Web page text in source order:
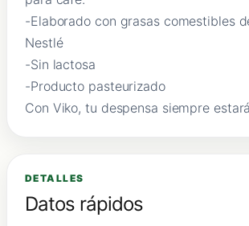
-Elaborado con grasas comestibles
Nestlé
-Sin lactosa
-Producto pasteurizado
Con Viko, tu despensa siempre
DETALLES
Datos rápidos